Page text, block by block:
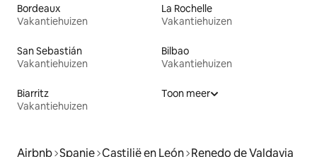
Bordeaux
Vakantiehuizen
La Rochelle
Vakantiehuizen
San Sebastián
Vakantiehuizen
Bilbao
Vakantiehuizen
Biarritz
Vakantiehuizen
Toon meer
Airbnb Spanje Castilië en León Renedo de Valdavia